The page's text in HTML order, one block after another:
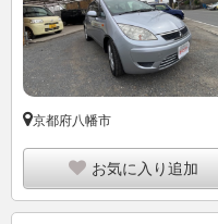
京都府八幡市
お気に入り追加